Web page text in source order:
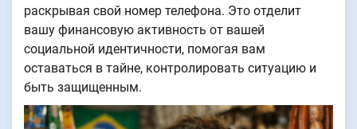
раскрывая свой номер телефона. Это отделит
вашу финансовую активность от вашей
социальной идентичности, помогая вам
оставаться в тайне, контролировать ситуацию и
быть защищенным.